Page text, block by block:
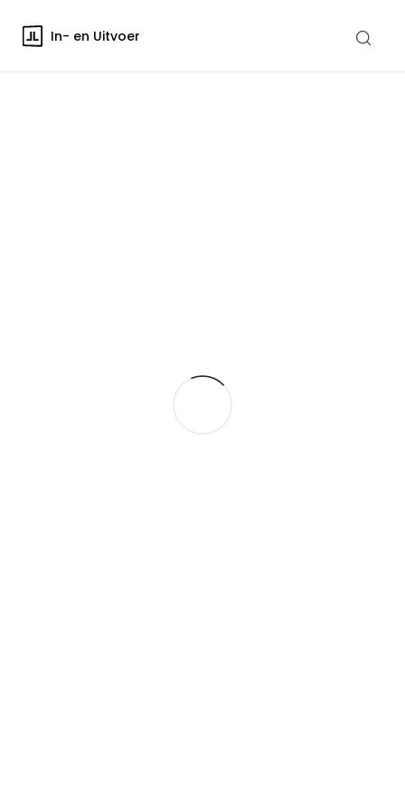
In- en Uitvoer